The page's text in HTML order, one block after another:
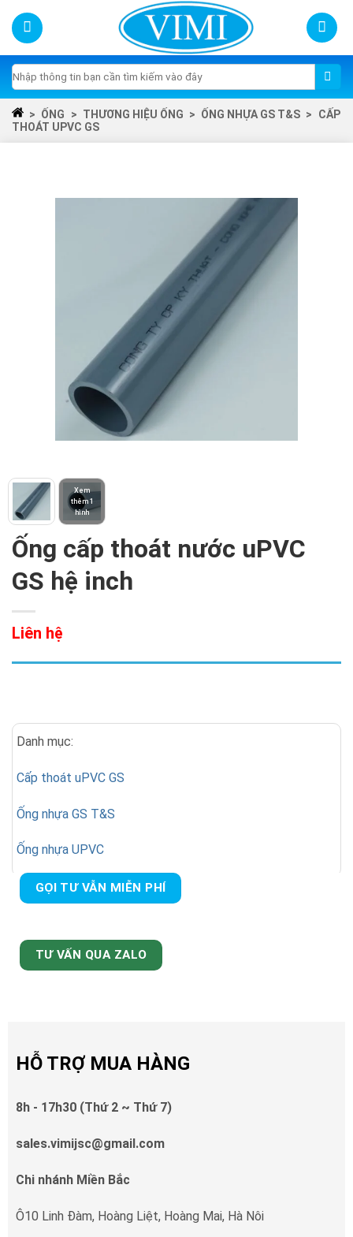
Skip
content
Tìm
kiếm:
> ỐNG > THƯƠNG HIỆU ỐNG > ỐNG NHỰA GS T&S >
CẤP
THOÁT UPVC GS
Xem
thêm 1
hình
Ống cấp thoát nước uPVC
GS hệ inch
Liên hệ
Danh mục:
Cấp thoát uPVC GS
Ống nhựa GS T&S
Ống nhựa UPVC
GỌI TƯ VẪN MIỄN PHÍ
TƯ VẤN QUA ZALO
HỖ TRỢ MUA HÀNG
8h - 17h30 (Thứ 2 ~ Thứ 7)
sales.vimijsc@gmail.com
Chi nhánh Miền Bắc
Ô10 Linh Đàm, Hoàng Liệt, Hoàng Mai, Hà Nôi